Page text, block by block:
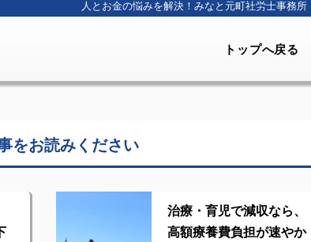
人とお金の悩みを解決！ みなと元町社労士事務所
トップへ戻る
をお読みください
治療・育児で減収なら、
高額療養費負担が速やか